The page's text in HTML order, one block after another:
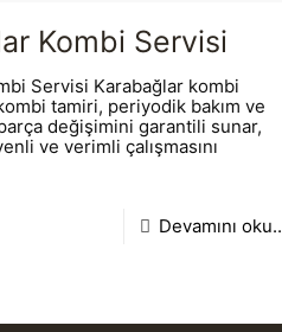
Kombi Servisi
Servisi Karabağlar kombi
tamiri, periyodik bakım ve
değişimini garantili sunar,
ve verimli çalışmasını
Devamını oku..